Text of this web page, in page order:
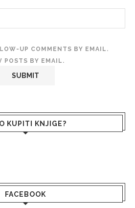
UP COMMENTS BY EMAIL.
POSTS BY EMAIL.
KUPITI KNJIGE?
FACEBOOK